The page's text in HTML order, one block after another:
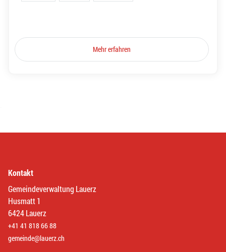
Mehr erfahren
Kontakt
Gemeindeverwaltung Lauerz
Husmatt 1
6424 Lauerz
+41 41 818 66 88
gemeinde@lauerz.ch